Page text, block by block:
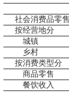
社会消费品零
按经营地分
城镇
乡村
按消费类型分
商品零售
餐饮收入